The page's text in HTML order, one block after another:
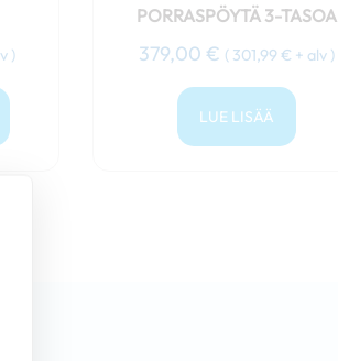
)
PORRASPÖYTÄ 3-TASOA
379,00 € ( 301,99 € + alv )
LUE LISÄÄ